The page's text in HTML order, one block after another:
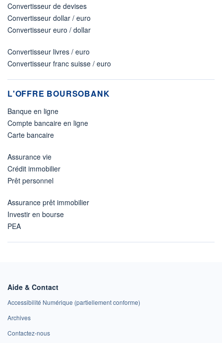
Convertisseur de devises
Convertisseur dollar / euro
Convertisseur euro / dollar
Convertisseur livres / euro
Convertisseur franc suisse / euro
L'OFFRE BOURSOBANK
Banque en ligne
Compte bancaire en ligne
Carte bancaire
Assurance vie
Crédit immobilier
Prêt personnel
Assurance prêt immobilier
Investir en bourse
PEA
Aide & Contact
Accessibilité Numérique (partiellement conforme)
Archives
Contactez-nous